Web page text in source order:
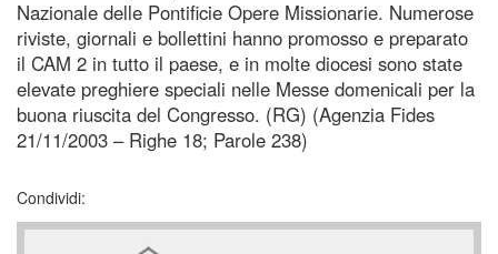
Nazionale delle Pontificie Opere Missionarie. Numerose
riviste, giornali e bollettini hanno promosso e preparato
il CAM 2 in tutto il paese, e in molte diocesi sono state
elevate preghiere speciali nelle Messe domenicali per la
buona riuscita del Congresso. (RG) (Agenzia Fides
21/11/2003 – Righe 18; Parole 238)
Condividi: